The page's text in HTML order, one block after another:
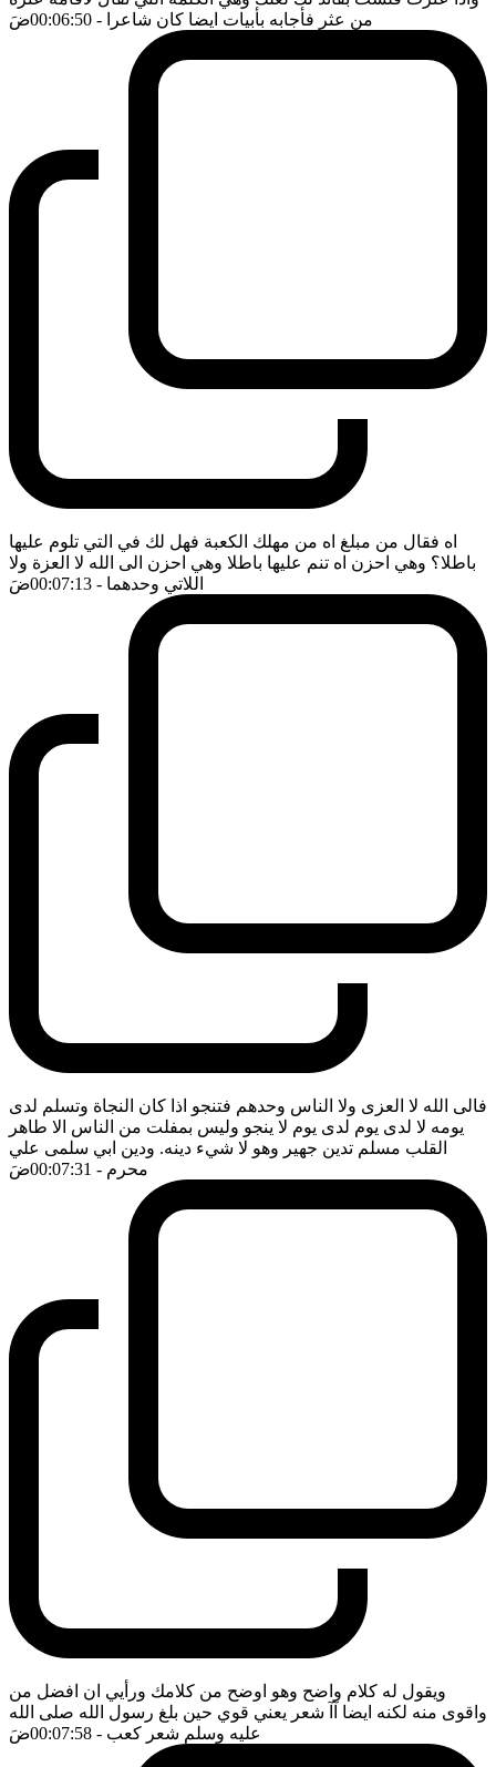
من عثر فأجابه بأبيات ايضا كان شاعرا - 00:06:50 ضَ
اه فقال من مبلغ اه من مهلك الكعبة فهل لك في التي تلوم عليها
باطلا؟ وهي احزن اه تنم عليها باطلا وهي احزن الى الله لا العزة ولا
اللاتي وحدهما - 00:07:13 ضَ
فالى الله لا العزى ولا الناس وحدهم فتنجو اذا كان النجاة وتسلم لدى
يومه لا لدى يوم لدى يوم لا ينجو وليس بمفلت من الناس الا طاهر
القلب مسلم تدين جهير وهو لا شيء دينه. ودين ابي سلمى علي
محرم - 00:07:31 ضَ
ويقول له كلام واضح وهو اوضح من كلامك ورأيي ان افضل من
واقوى منه لكنه ايضا آآ شعر يعني قوي حين بلغ رسول الله صلى الله
عليه وسلم شعر كعب - 00:07:58 ضَ